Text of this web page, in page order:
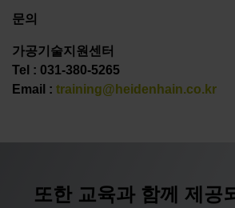
문의
가공기술지원센터
Tel : 031-380-5265
Email : training@heidenhain.co.kr
또한 교육과 함께 제공